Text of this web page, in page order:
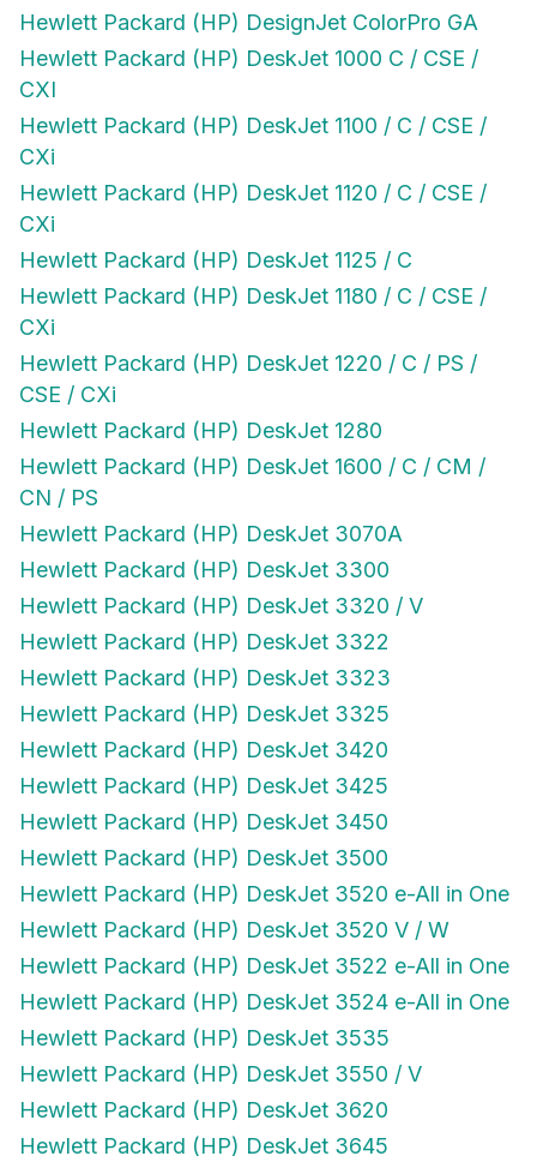
Hewlett Packard (HP) DesignJet ColorPro GA
Hewlett Packard (HP) DeskJet 1000 C / CSE /
CXI
Hewlett Packard (HP) DeskJet 1100 / C / CSE /
CXi
Hewlett Packard (HP) DeskJet 1120 / C / CSE /
CXi
Hewlett Packard (HP) DeskJet 1125 / C
Hewlett Packard (HP) DeskJet 1180 / C / CSE /
CXi
Hewlett Packard (HP) DeskJet 1220 / C / PS /
CSE / CXi
Hewlett Packard (HP) DeskJet 1280
Hewlett Packard (HP) DeskJet 1600 / C / CM /
CN / PS
Hewlett Packard (HP) DeskJet 3070A
Hewlett Packard (HP) DeskJet 3300
Hewlett Packard (HP) DeskJet 3320 / V
Hewlett Packard (HP) DeskJet 3322
Hewlett Packard (HP) DeskJet 3323
Hewlett Packard (HP) DeskJet 3325
Hewlett Packard (HP) DeskJet 3420
Hewlett Packard (HP) DeskJet 3425
Hewlett Packard (HP) DeskJet 3450
Hewlett Packard (HP) DeskJet 3500
Hewlett Packard (HP) DeskJet 3520 e-All in One
Hewlett Packard (HP) DeskJet 3520 V / W
Hewlett Packard (HP) DeskJet 3522 e-All in One
Hewlett Packard (HP) DeskJet 3524 e-All in One
Hewlett Packard (HP) DeskJet 3535
Hewlett Packard (HP) DeskJet 3550 / V
Hewlett Packard (HP) DeskJet 3620
Hewlett Packard (HP) DeskJet 3645